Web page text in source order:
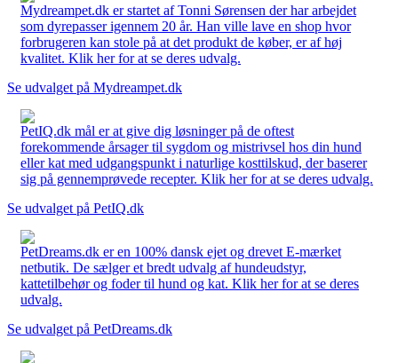
Mydreampet.dk er startet af Tonni Sørensen der har arbejdet
som dyrepasser igennem 20 år. Han ville lave en shop hvor
forbrugeren kan stole på at det produkt de køber, er af høj
kvalitet. Klik her for at se deres udvalg.
Se udvalget på Mydreampet.dk
PetIQ.dk mål er at give dig løsninger på de oftest
forekommende årsager til sygdom og mistrivsel hos din hund
eller kat med udgangspunkt i naturlige kosttilskud, der baserer
sig på gennemprøvede recepter. Klik her for at se deres udvalg.
Se udvalget på PetIQ.dk
PetDreams.dk er en 100% dansk ejet og drevet E-mærket
netbutik. De sælger et bredt udvalg af hundeudstyr,
kattetilbehør og foder til hund og kat. Klik her for at se deres
udvalg.
Se udvalget på PetDreams.dk